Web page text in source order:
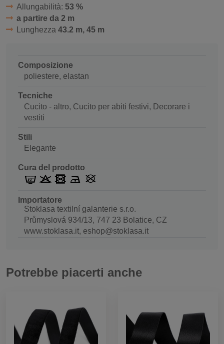
Allungabilità: 53 %
a partire da 2 m
Lunghezza 43.2 m, 45 m
Composizione
poliestere, elastan
Tecniche
Cucito - altro, Cucito per abiti festivi, Decorare i
vestiti
Stili
Elegante
Cura del prodotto
Importatore
Stoklasa textilní galanterie s.r.o.
Průmyslová 934/13, 747 23 Bolatice, CZ
www.stoklasa.it, eshop@stoklasa.it
Potrebbe piacerti anche